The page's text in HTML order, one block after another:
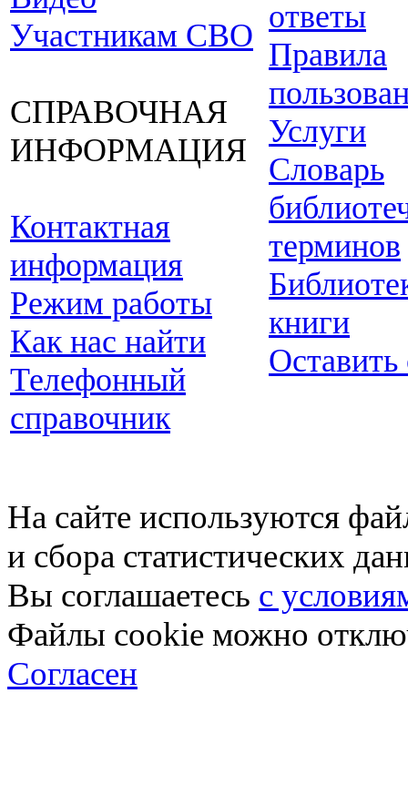
Участникам СВО
СПРАВОЧНАЯ
ИНФОРМАЦИЯ
Контактная
информация
Режим работы
Как нас найти
Телефонный
справочник
ответы
Правила
Услуги
Словарь
терминов
книги
Оставить
На сайте используются
и сбора статистических
Вы соглашаетесь с
Файлы cookie можно
Согласен